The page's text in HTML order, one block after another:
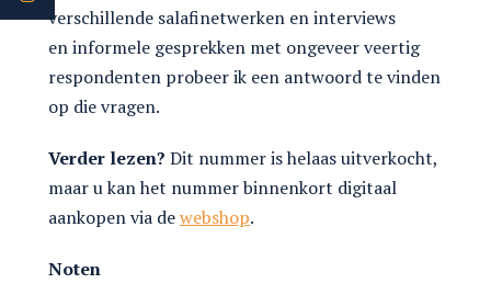
verschillende salafinetwerken en interviews
en informele gesprekken met ongeveer veertig
respondenten probeer ik een antwoord te vinden
op die vragen.
Verder lezen? Dit nummer is helaas uitverkocht,
maar u kan het nummer binnenkort digitaal
aankopen via dewebshop.
Noten